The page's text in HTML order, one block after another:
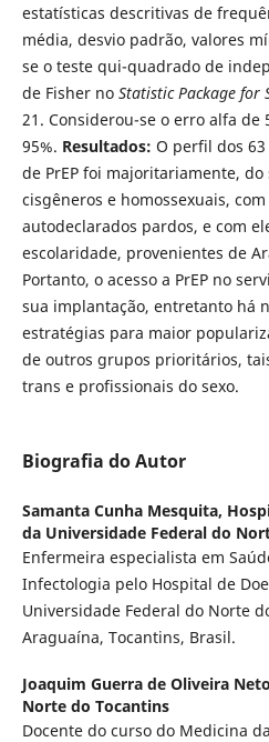
estatísticas descritivas de
média, desvio padrão, valores
se o teste qui-quadrado de
de Fisher no Statistic Package for
21. Considerou-se o erro alfa de
95%. Resultados: O perfil dos
de PrEP foi majoritariamente,
cisgêneros e homossexuais,
autodeclarados pardos, e com
escolaridade, provenientes de
Portanto, o acesso a PrEP no
sua implantação, entretanto há
estratégias para maior
de outros grupos prioritários,
trans e profissionais do sexo.
Biografia do Autor
Samanta Cunha Mesquita,
da Universidade Federal do
Enfermeira especialista em
Infectologia pelo Hospital de
Universidade Federal do Norte
Araguaína, Tocantins, Brasil.
Joaquim Guerra de Oliveira
Norte do Tocantins
Docente do curso do Medicina